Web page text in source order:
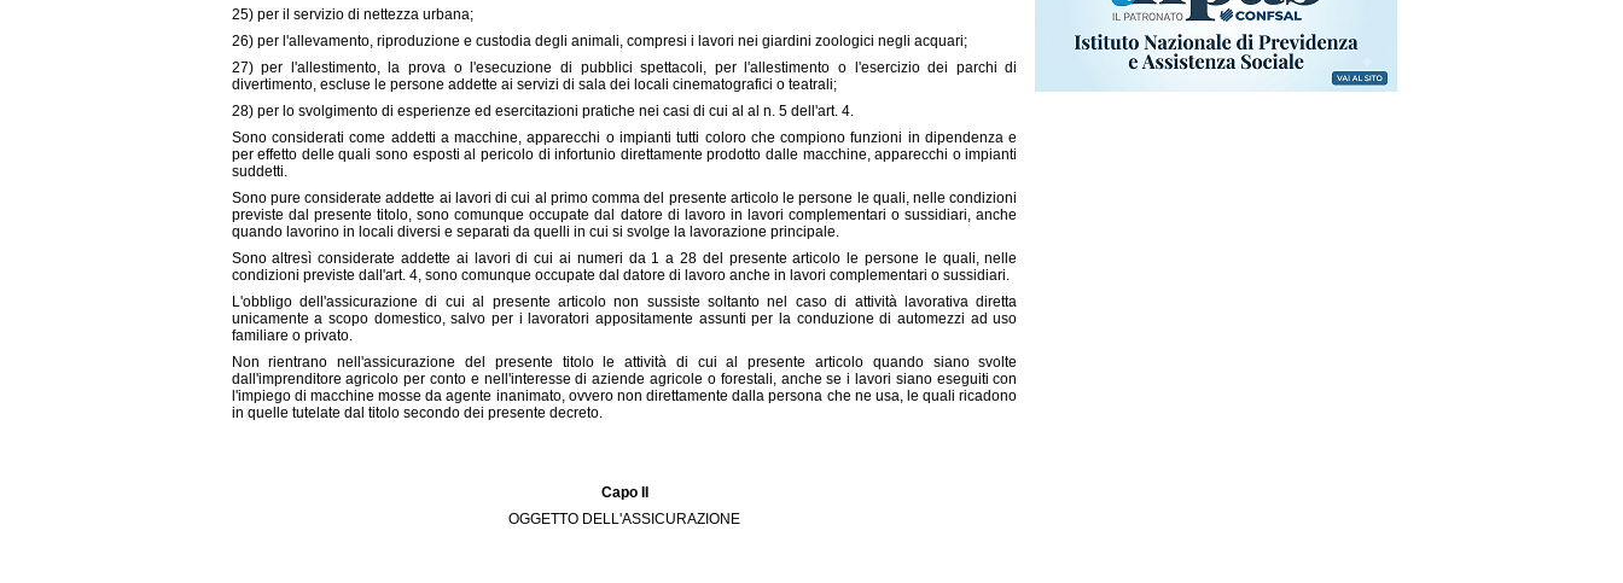
25) per il servizio di nettezza urbana;
26) per l'allevamento, riproduzione e custodia degli animali, compresi i lavori nei giardini zoologici negli acquari;
27) per l'allestimento, la prova o l'esecuzione di pubblici spettacoli, per l'allestimento o l'esercizio dei parchi di
divertimento, escluse le persone addette ai servizi di sala dei locali cinematografici o teatrali;
28) per lo svolgimento di esperienze ed esercitazioni pratiche nei casi di cui al al n. 5 dell'art. 4.
Sono considerati come addetti a macchine, apparecchi o impianti tutti coloro che compiono funzioni in dipendenza e
per effetto delle quali sono esposti al pericolo di infortunio direttamente prodotto dalle macchine, apparecchi o impianti
suddetti.
Sono pure considerate addette ai lavori di cui al primo comma del presente articolo le persone le quali, nelle condizioni
previste dal presente titolo, sono comunque occupate dal datore di lavoro in lavori complementari o sussidiari, anche
quando lavorino in locali diversi e separati da quelli in cui si svolge la lavorazione principale.
Sono altresì considerate addette ai lavori di cui ai numeri da 1 a 28 del presente articolo le persone le quali, nelle
condizioni previste dall'art. 4, sono comunque occupate dal datore di lavoro anche in lavori complementari o sussidiari.
L'obbligo dell'assicurazione di cui al presente articolo non sussiste soltanto nel caso di attività lavorativa diretta
unicamente a scopo domestico, salvo per i lavoratori appositamente assunti per la conduzione di automezzi ad uso
familiare o privato.
Non rientrano nell'assicurazione del presente titolo le attività di cui al presente articolo quando siano svolte
dall'imprenditore agricolo per conto e nell'interesse di aziende agricole o forestali, anche se i lavori siano eseguiti con
l'impiego di macchine mosse da agente inanimato, ovvero non direttamente dalla persona che ne usa, le quali ricadono
in quelle tutelate dal titolo secondo dei presente decreto.
Capo II
OGGETTO DELL'ASSICURAZIONE